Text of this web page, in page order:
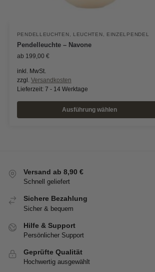
PENDELLEUCHTEN LEUCHTEN EINZELPENDEL
Pendelleuchte – Navone
ab 199,00 €
inkl. MwSt.
zzgl. Versandkosten
Lieferzeit: 7 - 14 Werktage
Ausführung wählen
Versand ab 8,90 €
Schnell geliefert
Sichere Bezahlung
Sicher & bequem
Hilfe & Support
Persönlicher Support
Geprüfte Qualität
Hochwertig ausgewählt